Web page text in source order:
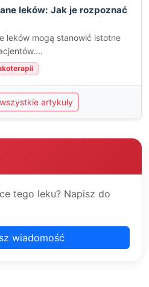
leków: Jak je rozpoznać
leków mogą stanowić istotne
artykuły
tego leku? Napisz do
wiadomość